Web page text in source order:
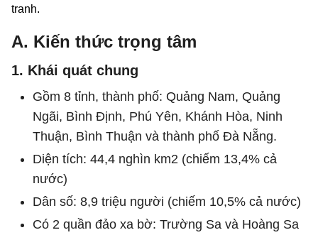
tranh.
A. Kiến thức trọng tâm
1. Khái quát chung
Gồm 8 tỉnh, thành phố: Quảng Nam, Quảng
Ngãi, Bình Định, Phú Yên, Khánh Hòa, Ninh
Thuận, Bình Thuận và thành phố Đà Nẵng.
Diện tích: 44,4 nghìn km2 (chiếm 13,4% cả
nước)
Dân số: 8,9 triệu người (chiếm 10,5% cả nước)
Có 2 quần đảo xa bờ: Trường Sa và Hoàng Sa